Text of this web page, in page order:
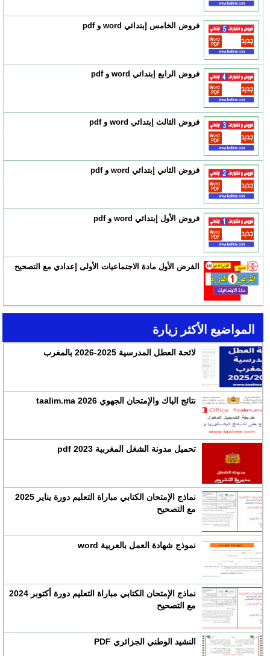
فروض الخامس إبتدائي word و pdf
فروض الرابع إبتدائي word و pdf
فروض الثالث إبتدائي word و pdf
فروض الثاني إبتدائي word و pdf
فروض الأول إبتدائي word و pdf
الفرض الأول مادة الاجتماعيات الأولى إعدادي مع التصحيح
المواضيع الأكثر زيارة
لائحة العطل المدرسية 2025-2026 بالمغرب
نتائج الباك والإمتحان الجهوي 2026 taalim.ma
تحميل مدونة الشغل المغربية 2023 pdf
نماذج الإمتحان الكتابي مباراة التعليم دورة يناير 2025
مع التصحيح
نموذج شهادة العمل بالعربية word
نماذج الإمتحان الكتابي مباراة التعليم دورة أكتوبر 2024
مع التصحيح
النشيد الوطني الجزائري PDF